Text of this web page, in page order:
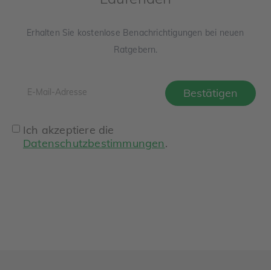
Erhalten Sie kostenlose Benachrichtigungen bei neuen
Ratgebern.
Ich akzeptiere die
Datenschutzbestimmungen.